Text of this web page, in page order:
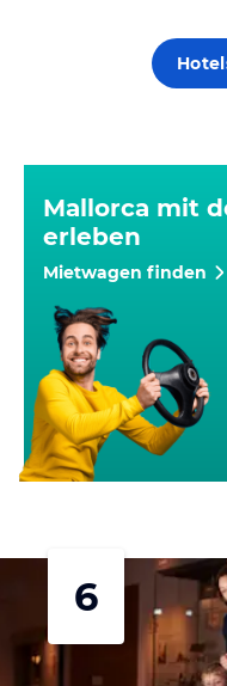
Mallorca mit
erleben
Mietwagen finden
6